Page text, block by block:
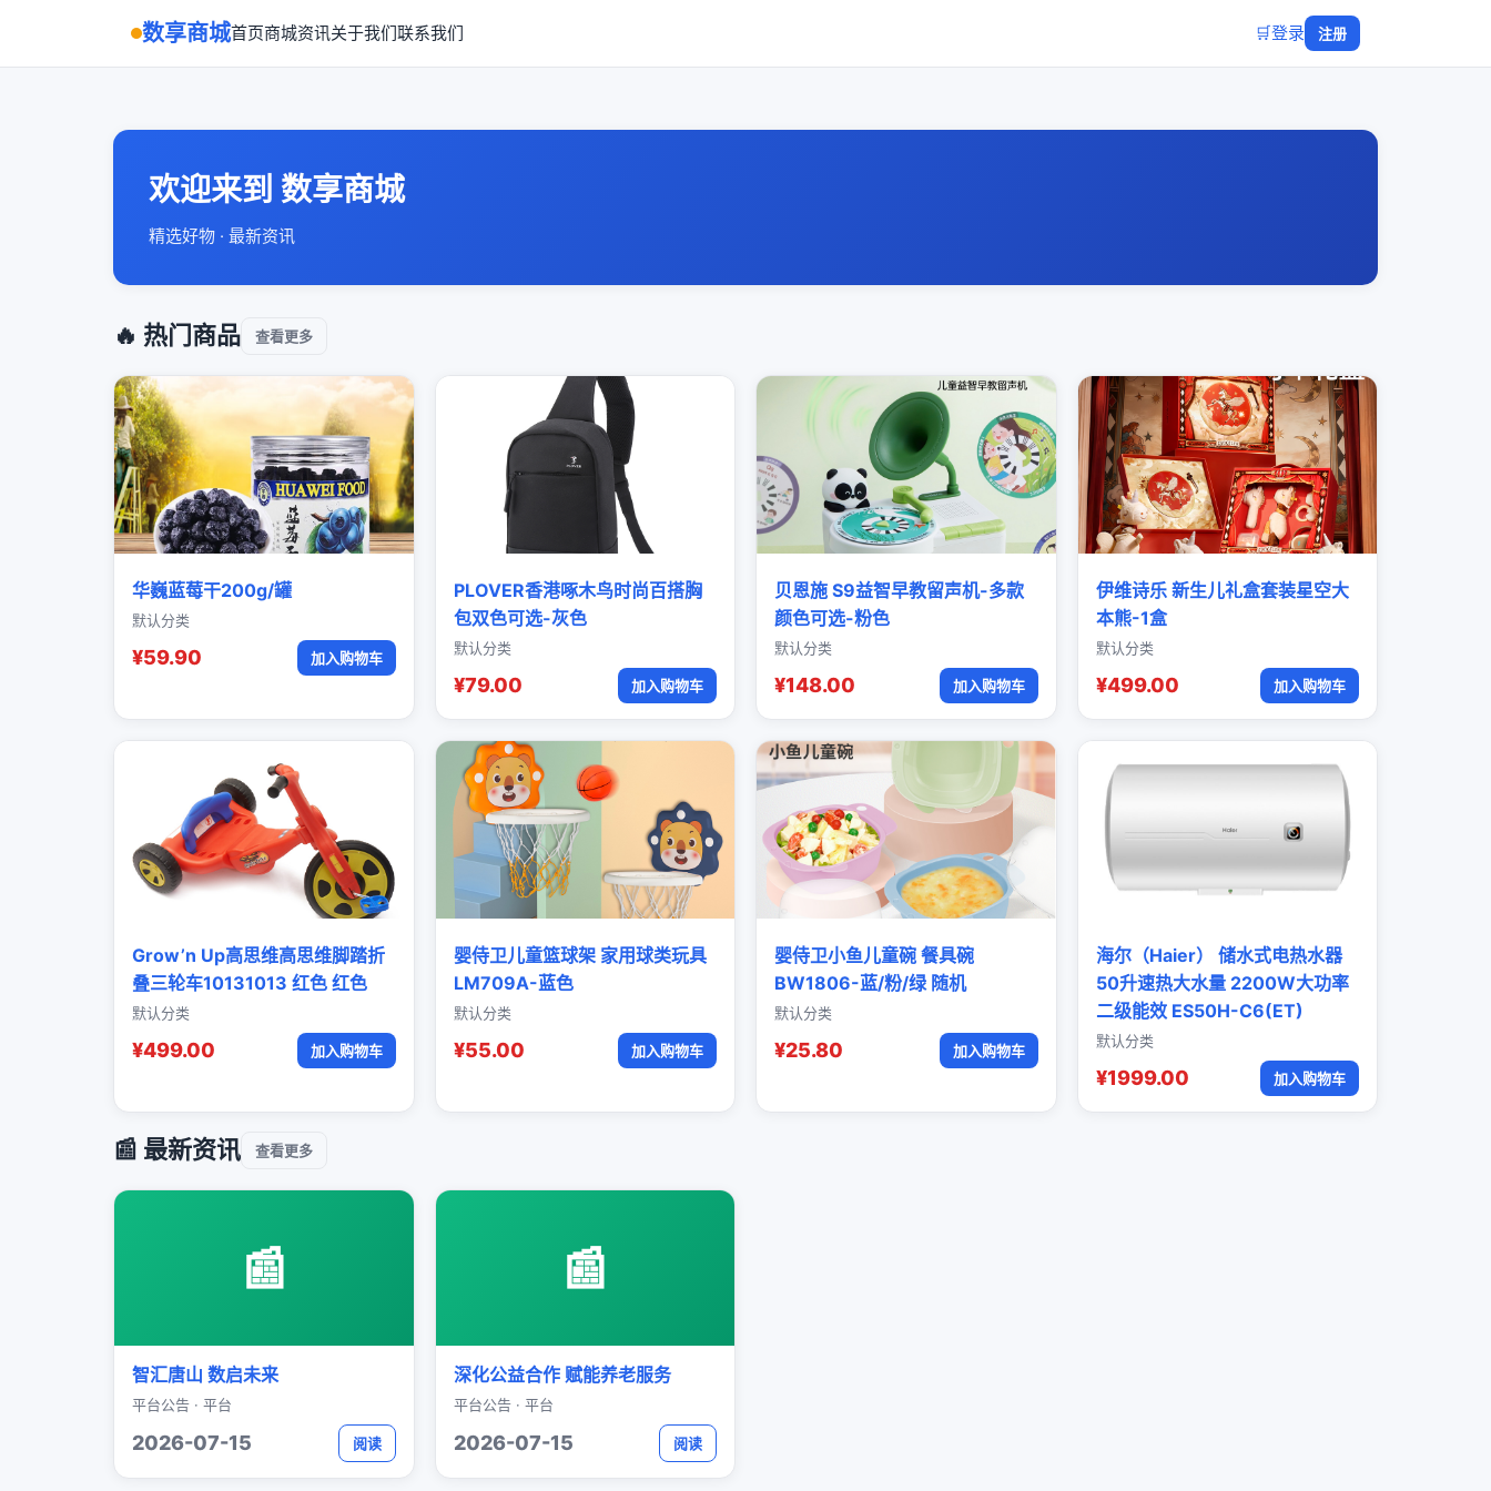
数享商城首页商城资讯关于我们联系我们 🛒登录 注册
欢迎来到 数享商城
精选好物 · 最新资讯
🔥 热门商品 查看更多
华巍蓝莓干200g/罐
默认分类
¥59.90 加入购物车
PLOVER香港啄木鸟时尚百搭胸
包双色可选-灰色
默认分类
¥79.00 加入购物车
贝恩施 S9益智早教留声机-多款
颜色可选-粉色
默认分类
¥148.00 加入购物车
伊维诗乐 新生儿礼盒套装星空大
本熊-1盒
默认分类
¥499.00 加入购物车
Grow’n Up高思维高思维脚踏折
叠三轮车10131013 红色 红色
默认分类
¥499.00 加入购物车
婴侍卫儿童篮球架 家用球类玩具
LM709A-蓝色
默认分类
¥55.00 加入购物车
婴侍卫小鱼儿童碗 餐具碗
BW1806-蓝/粉/绿 随机
默认分类
¥25.80 加入购物车
海尔（Haier） 储水式电热水器
50升速热大水量 2200W大功率
二级能效 ES50H-C6(ET)
默认分类
¥1999.00 加入购物车
📰 最新资讯 查看更多
📰
智汇唐山 数启未来
平台公告 · 平台
2026-07-15 阅读
📰
深化公益合作 赋能养老服务
平台公告 · 平台
2026-07-15 阅读